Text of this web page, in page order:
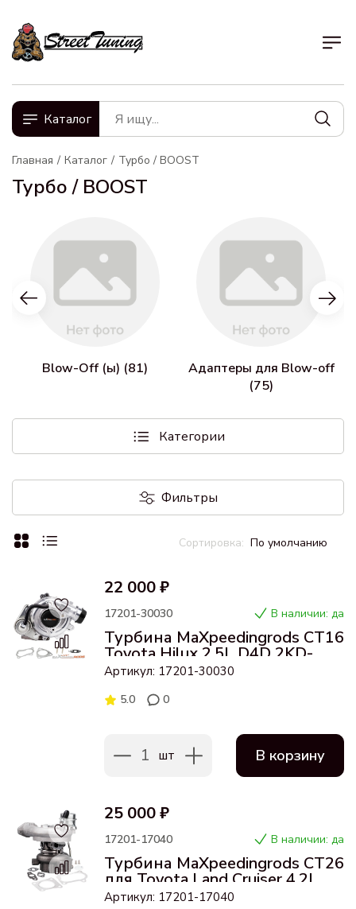
Каталог
Главная Каталог Турбо / BOOST
Турбо / BOOST
Blow-Off (ы) (81)
Адаптеры для Blow-off
(75)
Категории
Фильтры
По умолчанию
22 000 ₽
В наличии: да
17201-30030
Турбина MaXpeedingrods CT16
Toyota Hilux 2.5L D4D 2KD-
FTV 2001 17201-30030
Артикул: 17201-30030
5.0 0
1 шт В корзину
25 000 ₽
В наличии: да
17201-17040
Турбина MaXpeedingrods CT26
для Toyota Land Cruiser 4.2L D
1HD-FTE
Артикул: 17201-17040